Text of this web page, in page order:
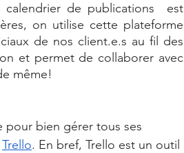
calendrier de publications  est
on utilise cette plateforme
de nos client.e.s au fil des
et permet de collaborer avec
même!
pour bien gérer tous ses
Trello. En bref, Trello est un outil